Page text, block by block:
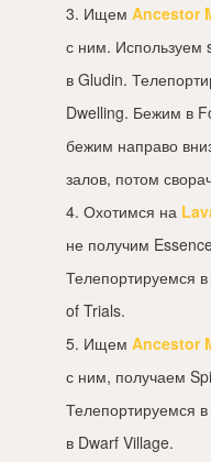
3. Ищем Ancestor
с ним. Используем
в Gludin.
Dwelling. Бежим в
бежим направо
залов, потом
4. Охотимся на
не получим
Телепортируемся
of Trials.
5. Ищем Ancestor
с ним, получаем
Телепортируемся
в Dwarf Village.